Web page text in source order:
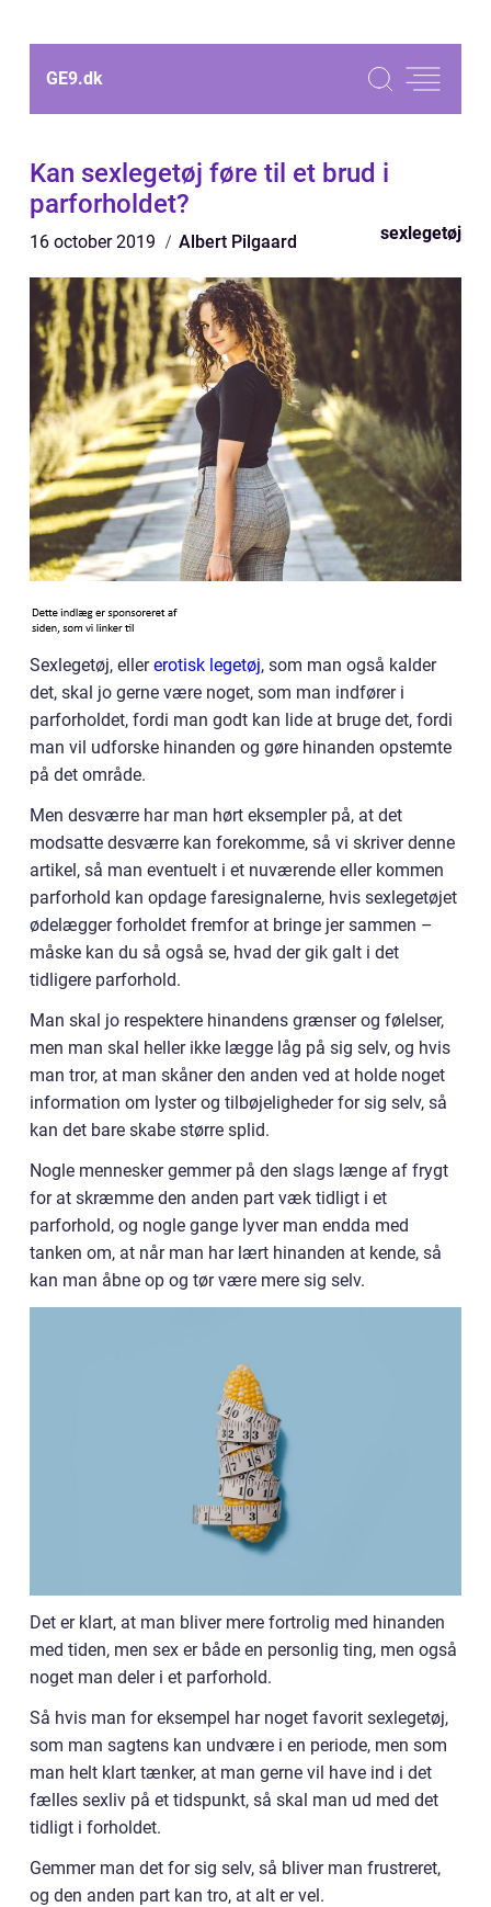
GE9.dk
Kan sexlegetøj føre til et brud i
parforholdet?
16 october 2019 Albert Pilgaard sexlegetøj
Sexlegetøj, ellererotisk legetøj, som man også kalder
det, skal jo gerne være noget, som man indfører i
parforholdet, fordi man godt kan lide at bruge det, fordi
man vil udforske hinanden og gøre hinanden opstemte
på det område.
Men desværre har man hørt eksempler på, at det
modsatte desværre kan forekomme, så vi skriver denne
artikel, så man eventuelt i et nuværende eller kommen
parforhold kan opdage faresignalerne, hvis sexlegetøjet
ødelægger forholdet fremfor at bringe jer sammen –
måske kan du så også se, hvad der gik galt i det
tidligere parforhold.
Man skal jo respektere hinandens grænser og følelser,
men man skal heller ikke lægge låg på sig selv, og hvis
man tror, at man skåner den anden ved at holde noget
information om lyster og tilbøjeligheder for sig selv, så
kan det bare skabe større splid.
Nogle mennesker gemmer på den slags længe af frygt
for at skræmme den anden part væk tidligt i et
parforhold, og nogle gange lyver man endda med
tanken om, at når man har lært hinanden at kende, så
kan man åbne op og tør være mere sig selv.
Det er klart, at man bliver mere fortrolig med hinanden
med tiden, men sex er både en personlig ting, men også
noget man deler i et parforhold.
Så hvis man for eksempel har noget favorit sexlegetøj,
som man sagtens kan undvære i en periode, men som
man helt klart tænker, at man gerne vil have ind i det
fælles sexliv på et tidspunkt, så skal man ud med det
tidligt i forholdet.
Gemmer man det for sig selv, så bliver man frustreret,
og den anden part kan tro, at alt er vel.